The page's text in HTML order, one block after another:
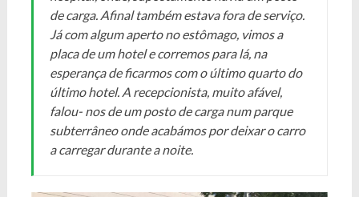
de carga. Afinal também estava fora de serviço.
Já com algum aperto no estômago, vimos a
placa de um hotel e corremos para lá, na
esperança de ficarmos com o último quarto do
último hotel. A recepcionista, muito afável,
falou- nos de um posto de carga num parque
subterrâneo onde acabámos por deixar o carro
a carregar durante a noite.